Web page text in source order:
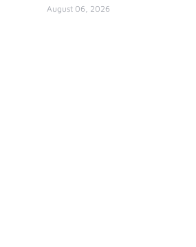
August 06, 2026